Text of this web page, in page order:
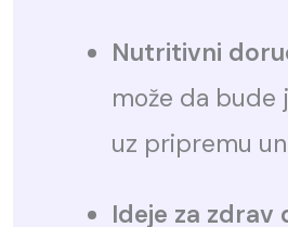
Nutritivni
može da bude
uz pripremu
Ideje za zdrav